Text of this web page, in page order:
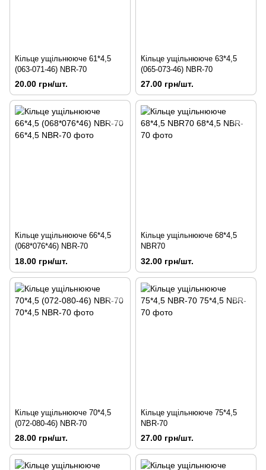
Кільце ущільнююче 61*4,5
(063-071-46) NBR-70
20.00 грн/шт.
Кільце ущільнююче 63*4,5
(065-073-46) NBR-70
27.00 грн/шт.
Кільце ущільнююче 66*4,5
(068*076*46) NBR-70
18.00 грн/шт.
Кільце ущільнююче 68*4,5
NBR70
32.00 грн/шт.
Кільце ущільнююче 70*4,5
(072-080-46) NBR-70
28.00 грн/шт.
Кільце ущільнююче 75*4,5
NBR-70
27.00 грн/шт.